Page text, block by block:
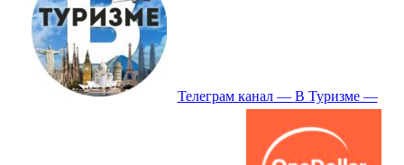
Телеграм канал — В Туризме —